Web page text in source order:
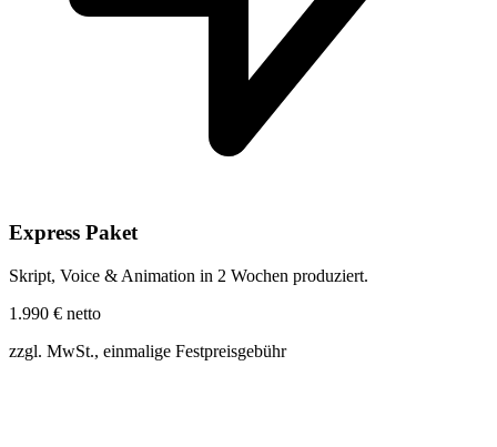
Express Paket
Skript, Voice & Animation in 2 Wochen produziert.
1.990 € netto
zzgl. MwSt., einmalige Festpreisgebühr